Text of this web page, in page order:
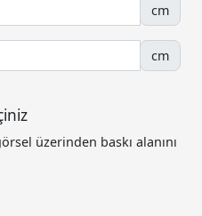
cm
cm
üzerinden baskı alanını